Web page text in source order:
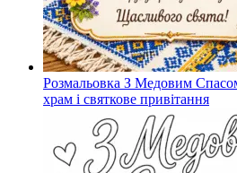
Розмальовка З Медовим
храм і святкове привітання